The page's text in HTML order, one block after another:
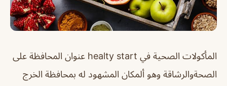
المأكولات الصحية في healty start عنوان المحافظة على
الصحةوالرشاقة وهو ألمكان المشهود له بمحافظة الخرج